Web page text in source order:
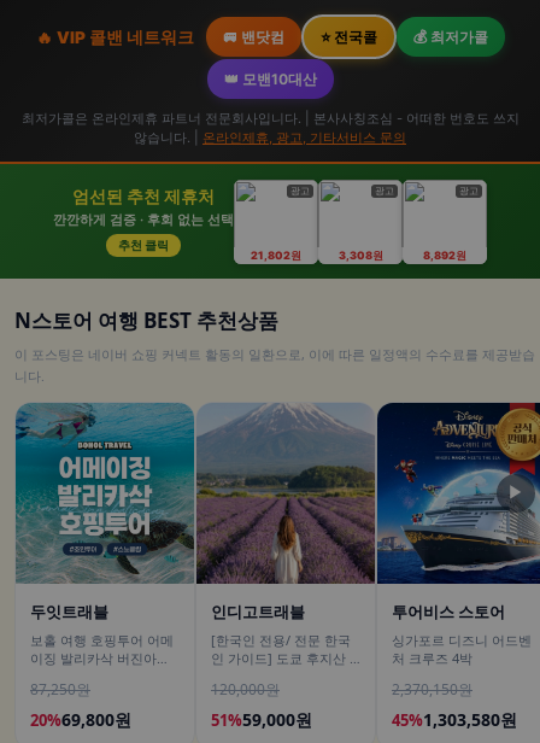
🔥 VIP 콜밴 네트워크 🚐 밴닷컴 ⭐ 전국콜 💰 최저가콜
👑 모밴10대산
최저가콜은 온라인제휴 파트너 전문회사입니다. | 본사사칭조심 - 어떠한 번호도 쓰지
않습니다. | 온라인제휴, 광고, 기타서비스 문의
엄선된 추천 제휴처
깐깐하게 검증 · 후회 없는 선택
추천 클릭
광고
21,802원
광고
3,308원
광고
8,892원
N스토어 여행 BEST 추천상품
이 포스팅은 네이버 쇼핑 커넥트 활동의 일환으로, 이에 따른 일정액의 수수료를 제공받습
니다.
두잇트래블
보홀 여행 호핑투어 어메
이징 발리카삭 버진아일
랍 포함
87,250원
20%69,800원
인디고트래블
[한국인 전용/ 전문 한국
인 가이드] 도쿄 후지산 1
카와시계점/DSLR 사진촬
영
120,000원
51%59,000원
투어비스 스토어
싱가포르 디즈니 어드벤
처 크루즈 4박
2,370,150원
45%1,303,580원
▶